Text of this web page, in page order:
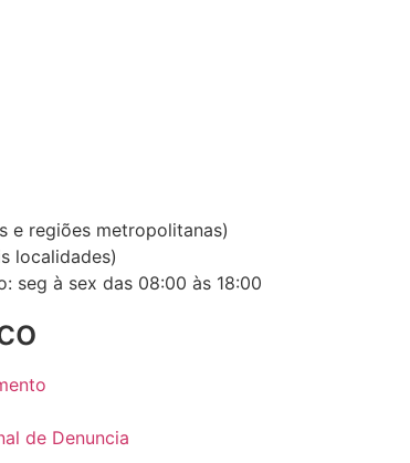
e regiões metropolitanas)
localidades)
seg à sex das 08:00 às 18:00
de Denuncia